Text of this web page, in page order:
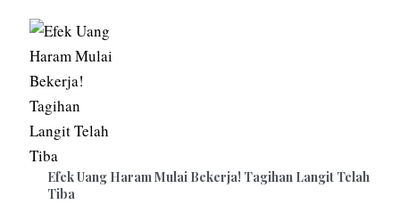
Efek Uang Haram Mulai Bekerja! Tagihan Langit Telah
Tiba